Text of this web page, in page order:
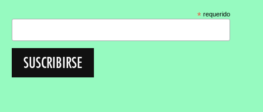
* requerido